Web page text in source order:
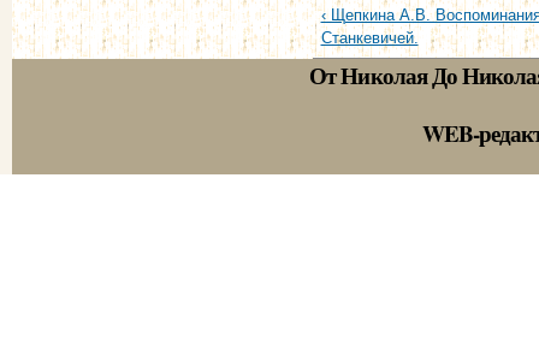
‹ Щепкина А.В.
Станкевичей.
От Николая До
WEB-